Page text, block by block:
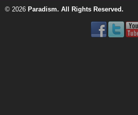
© 2026 Paradism. All Rights Reserved.